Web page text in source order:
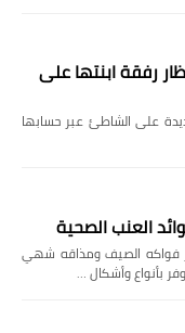
رفقة ابنتها على
على الشاطئ عبر حسابها
العنب الصحية
فواكه الصيف ومذاقه شهي
بأنواع وأشكال …